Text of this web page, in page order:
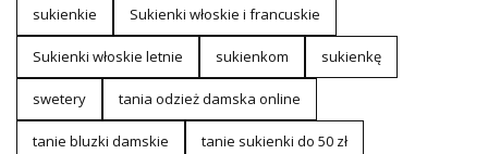
sukienkie Sukienki włoskie i francuskie
Sukienki włoskie letnie sukienkom sukienkę
swetery tania odzież damska online
tanie bluzki damskie tanie sukienki do 50 zł